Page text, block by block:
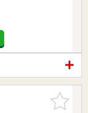
お気に入
りに追加